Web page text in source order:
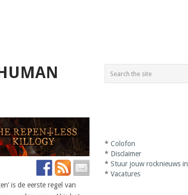
is de eerste regel van
*Colofon
* Disclaimer
*Stuur jouw rocknieuws in
*Vacatures